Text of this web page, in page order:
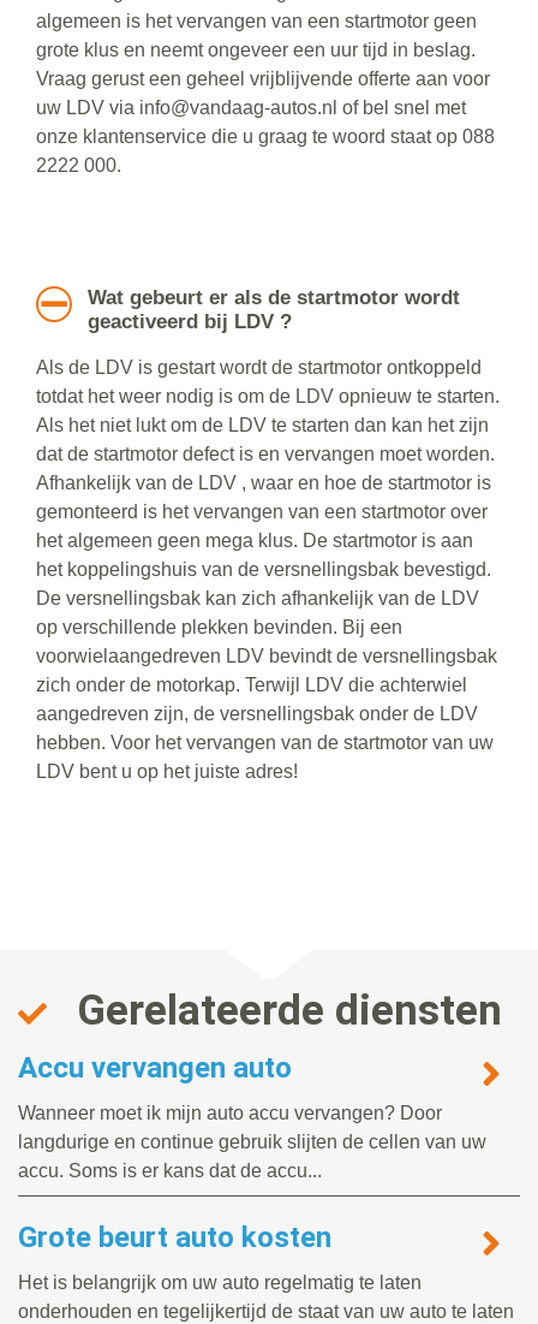
algemeen is het vervangen van een startmotor geen
grote klus en neemt ongeveer een uur tijd in beslag.
Vraag gerust een geheel vrijblijvende offerte aan voor
uw LDV via info@vandaag-autos.nl of bel snel met
onze klantenservice die u graag te woord staat op 088
2222 000.
Wat gebeurt er als de startmotor wordt
geactiveerd bij LDV ?
Als de LDV is gestart wordt de startmotor ontkoppeld
totdat het weer nodig is om de LDV opnieuw te starten.
Als het niet lukt om de LDV te starten dan kan het zijn
dat de startmotor defect is en vervangen moet worden.
Afhankelijk van de LDV , waar en hoe de startmotor is
gemonteerd is het vervangen van een startmotor over
het algemeen geen mega klus. De startmotor is aan
het koppelingshuis van de versnellingsbak bevestigd.
De versnellingsbak kan zich afhankelijk van de LDV
op verschillende plekken bevinden. Bij een
voorwielaangedreven LDV bevindt de versnellingsbak
zich onder de motorkap. Terwijl LDV die achterwiel
aangedreven zijn, de versnellingsbak onder de LDV
hebben. Voor het vervangen van de startmotor van uw
LDV bent u op het juiste adres!
Gerelateerde diensten
Accu vervangen auto
Wanneer moet ik mijn auto accu vervangen? Door
langdurige en continue gebruik slijten de cellen van uw
accu. Soms is er kans dat de accu...
Grote beurt auto kosten
Het is belangrijk om uw auto regelmatig te laten
onderhouden en tegelijkertijd de staat van uw auto te laten